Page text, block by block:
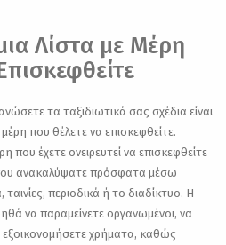
Λίστα με Μέρη
τα ταξιδιωτικά σας σχέδια είναι
που θέλετε να επισκεφθείτε.
που έχετε ονειρευτεί να επισκεφθείτε
ανακαλύψατε πρόσφατα μέσω
περιοδικά ή το διαδίκτυο. Η
να παραμείνετε οργανωμένοι, να
εξοικονομήσετε χρήματα, καθώς